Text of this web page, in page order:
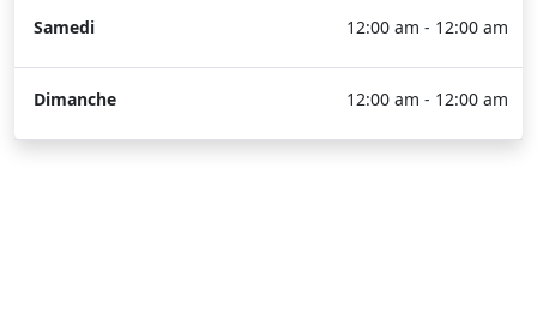
Samedi 12:00 am - 12:00 am
Dimanche 12:00 am - 12:00 am